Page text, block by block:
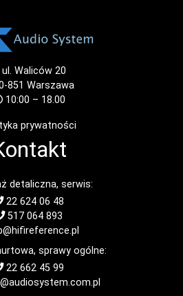
ul. Waliców 20
851 Warszawa
10:00 – 18.00
prywatności
detaliczna, serwis:
22 624 06 48
517 064 893
sprawy ogólne:
22 662 45 99